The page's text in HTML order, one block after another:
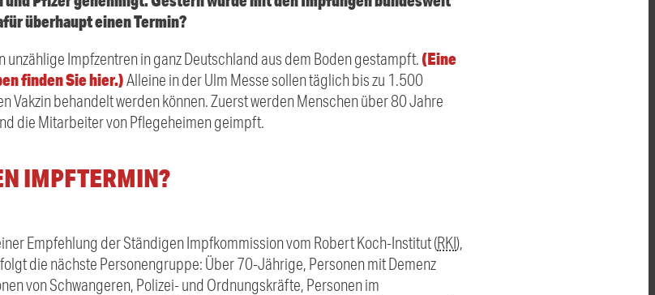
überhaupt einen Termin?
unzählige Impfzentren in ganz Deutschland aus dem Boden gestampft.(Eine
finden Sie hier.)Alleine in der Ulm Messe sollen täglich bis zu 1.500
Vakzin behandelt werden können. Zuerst werden Menschen über 80 Jahre
die Mitarbeiter von Pflegeheimen geimpft.
IMPFTERMIN?
Empfehlung der Ständigen Impfkommission vom Robert Koch-Institut (RKI),
die nächste Personengruppe: Über 70-Jährige, Personen mit Demenz
von Schwangeren, Polizei- und Ordnungskräfte, Personen im